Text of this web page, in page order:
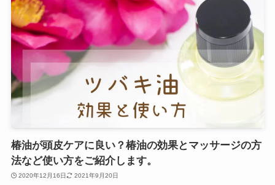
椿油が頭皮ケアに良い？椿油の効果とマッサージの方
法など使い方をご紹介します。
2020年12月16日 2021年9月20日